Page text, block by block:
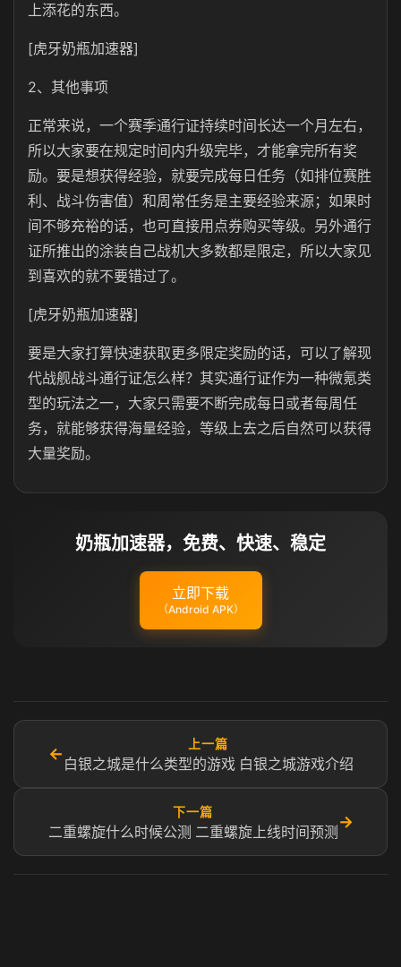
上添花的东西。
[虎牙奶瓶加速器]
2、其他事项
正常来说，一个赛季通行证持续时间长达一个月左右，
所以大家要在规定时间内升级完毕，才能拿完所有奖
励。要是想获得经验，就要完成每日任务（如排位赛胜
利、战斗伤害值）和周常任务是主要经验来源；如果时
间不够充裕的话，也可直接用点券购买等级。另外通行
证所推出的涂装自己战机大多数都是限定，所以大家见
到喜欢的就不要错过了。
[虎牙奶瓶加速器]
要是大家打算快速获取更多限定奖励的话，可以了解现
代战舰战斗通行证怎么样？其实通行证作为一种微氪类
型的玩法之一，大家只需要不断完成每日或者每周任
务，就能够获得海量经验，等级上去之后自然可以获得
大量奖励。
奶瓶加速器，免费、快速、稳定
立即下载
（Android APK）
←
上一篇
白银之城是什么类型的游戏 白银之城游戏介绍
下一篇
二重螺旋什么时候公测 二重螺旋上线时间预测
→